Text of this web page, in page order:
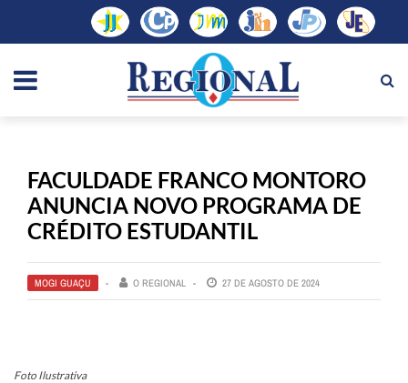
FACULDADE FRANCO MONTORO
ANUNCIA NOVO PROGRAMA DE
CRÉDITO ESTUDANTIL
MOGI GUAÇU O REGIONAL 27 DE AGOSTO DE 2024
Foto Ilustrativa